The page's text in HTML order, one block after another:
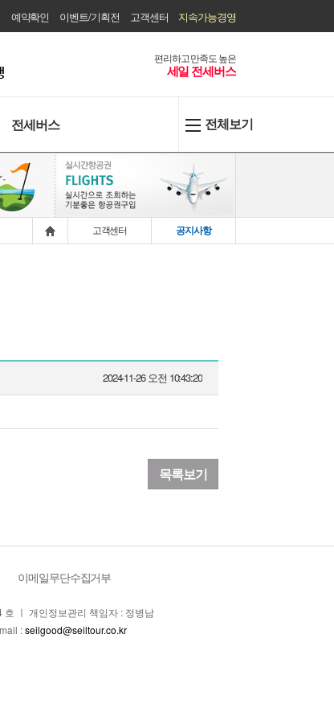
예약확인 이벤트/기획전 고객센터 지속가능경영
편리하고 만족도 높은
세일 전세버스
전세버스 전체보기
고객센터 공지사항
2024-11-26 오전 10:43:20
목록보기
이메일무단수집거부
ㅣ 개인정보관리 책임자 : 정병남
:seilgood@seiltour.co.kr